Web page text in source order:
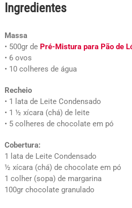
Ingredientes
Massa
• 500gr de Pré-Mistura para Pão de
• 6 ovos
• 10 colheres de água
Recheio
• 1 lata de Leite Condensado
• 1 ½ xícara (chá) de leite
• 5 colheres de chocolate em pó
Cobertura:
1 lata de Leite Condensado
½ xícara (chá) de chocolate em pó
1 colher (sopa) de margarina
100gr chocolate granulado